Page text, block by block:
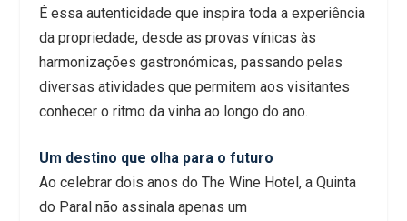
É essa autenticidade que inspira toda a experiência
da propriedade, desde as provas vínicas às
harmonizações gastronómicas, passando pelas
diversas atividades que permitem aos visitantes
conhecer o ritmo da vinha ao longo do ano.
Um destino que olha para o futuro
Ao celebrar dois anos do The Wine Hotel, a Quinta
do Paral não assinala apenas um